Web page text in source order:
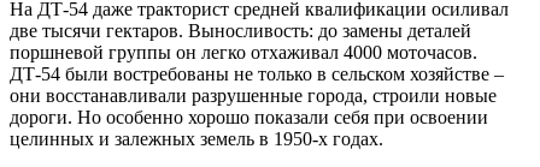
На ДТ-54 даже тракторист средней квалификации осиливал
две тысячи гектаров. Выносливость: до замены деталей
поршневой группы он легко отхаживал 4000 моточасов.
ДТ-54 были востребованы не только в сельском хозяйстве –
они восстанавливали разрушенные города, строили новые
дороги. Но особенно хорошо показали себя при освоении
целинных и залежных земель в 1950-х годах.